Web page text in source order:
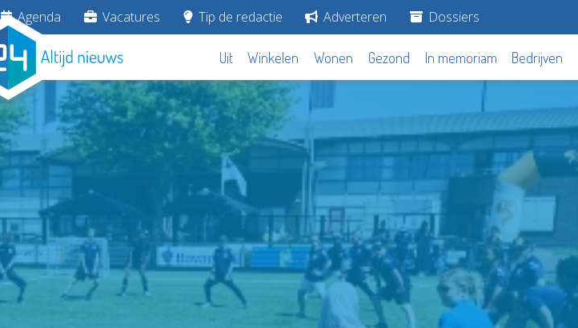
Agenda Vacatures Tip de redactie Adverteren Dossiers
Uit Winkelen Wonen Gezond In memoriam Bedrijven